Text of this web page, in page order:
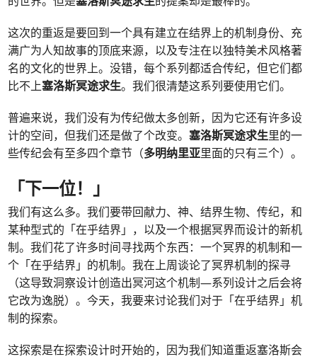
这次的重返是要回到一个具有建立在结界上的机制身份、充
满广为人知故事的顶底来源，以及专注在以独特美术风格著
名的文化的世界上。没错，每个系列都适合传纪，但它们都
比不上塞洛斯冥途求生。我们很清楚这系列要使用它们。
普遍来说，我们没有为传纪做太多创新，因为它还有许多设
计的空间，但我们还是做了个改变。塞洛斯冥途求生里的一
些传纪会有至多四个章节（多明纳里亚里面的只有三个）。
「下一位！」
我们有这么多。我们要带回献力、神、结界生物、传纪，和
某种型式的「在乎结界」，以及一个根据冥界而设计的新机
制。我们花了许多时间寻找两个东西：一个冥界的机制和一
个「在乎结界」的机制。我在上周谈论了冥界机制的探寻
（这导致洞察设计创造出冥河这个机制—系列设计之后会将
它改为逸脱）。今天，我要来讨论我们对于「在乎结界」机
制的探索。
这探索是在探索设计时开始的，因为我们知道重返塞洛斯会